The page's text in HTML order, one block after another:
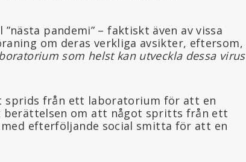
pandemi” – faktiskt även av vissa
om deras verkliga avsikter, eftersom,
som helst kan utveckla dessa virus
från ett laboratorium för att en
berättelsen om att något spritts från ett
efterföljande social smitta för att en